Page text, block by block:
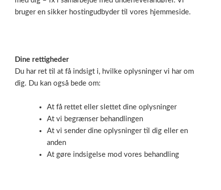
bruger en sikker hostingudbyder til vores hjemmeside.
Dine rettigheder
Du har ret til at få indsigt i, hvilke oplysninger vi har om
dig. Du kan også bede om:
At få rettet eller slettet dine oplysninger
At vi begrænser behandlingen
At vi sender dine oplysninger til dig eller en
anden
At gøre indsigelse mod vores behandling